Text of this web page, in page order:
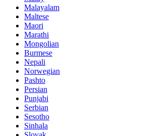
Malayalam
Maltese
Maori
Marathi
Mongolian
Burmese
Nepali
Norwegian
Pashto
Persian
Punjabi
Serbian
Sesotho
Sinhala